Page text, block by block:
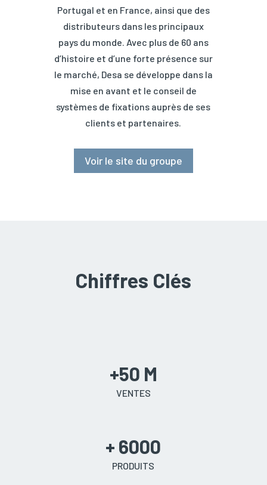
Portugal et en France, ainsi que des
distributeurs dans les principaux
pays du monde. Avec plus de 60 ans
d’histoire et d’une forte présence sur
le marché, Desa se développe dans la
mise en avant et le conseil de
systèmes de fixations auprès de ses
clients et partenaires.
Voir le site du groupe
Chiffres Clés
+50 M
VENTES
+ 6000
PRODUITS